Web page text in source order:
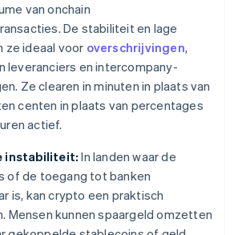
van onchain
De stabiliteit en lage
ze ideaal voor overschrijvingen,
leveranciers en intercompany-
Ze clearen in minuten in plaats van
centen in plaats van percentages
actief.
instabiliteit: In landen waar de
of de toegang tot banken
is, kan crypto een praktisch
Mensen kunnen spaargeld omzetten